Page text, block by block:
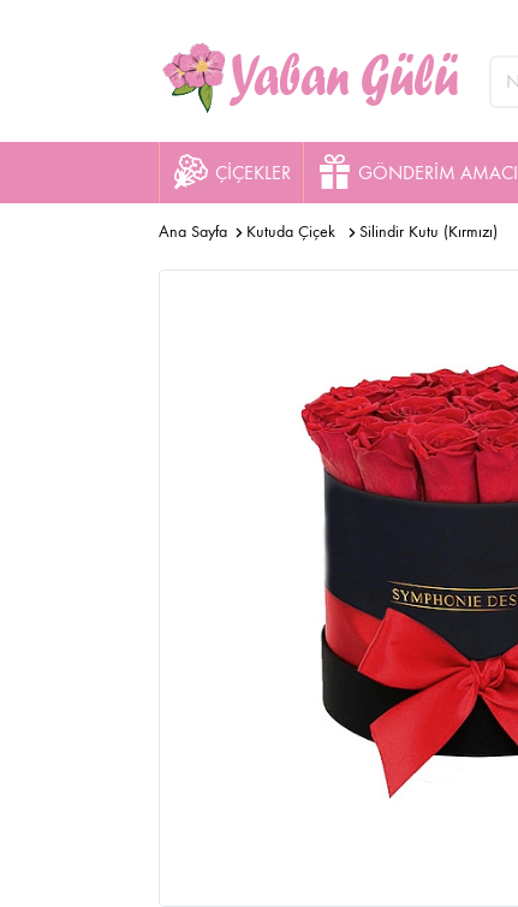
ÇİÇEKLER GÖNDERİM AMACI
Ana Sayfa Kutuda Çiçek Silindir Kutu (Kırmızı)